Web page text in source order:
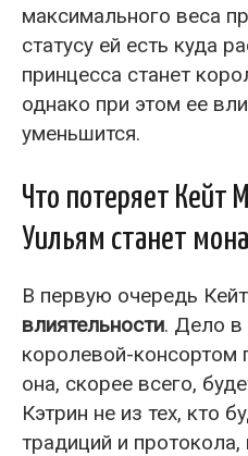
максимального веса
статусу ей есть куда
принцесса станет
однако при этом ее
уменьшится.
Что потеряет Кейт
Уильям станет
В первую очередь
влиятельности. Дело в
королевой-консортом
она, скорее всего,
Кэтрин не из тех, кто
традиций и